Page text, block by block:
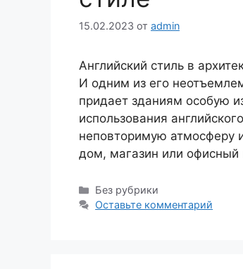
15.02.2023 от admin
Английский стиль в
И одним из его
придает зданиям особую
использования
неповторимую атмосферу
дом, магазин или
Рубрики
Без рубрики
Оставьте комментарий